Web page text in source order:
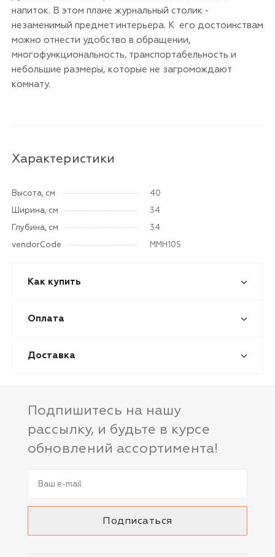
напиток. В этом плане журнальный столик -
незаменимый предмет интерьера. К его достоинствам
можно отнести удобство в обращении,
многофункциональность, транспортабельность и
небольшие размеры, которые не загромождают
комнату.
Характеристики
Высота, см
40
Ширина, см
34
Глубина, см
34
vendorCode
MMH105
Как купить
Оплата
Доставка
Подпишитесь на нашу
рассылку, и будьте в курсе
обновлений ассортимента!